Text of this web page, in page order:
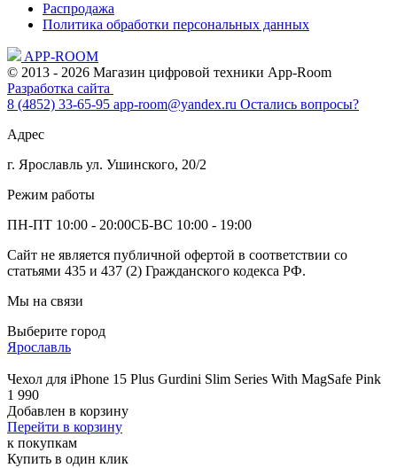
Распродажа
Политика обработки персональных данных
APP-ROOM
© 2013 - 2026 Магазин цифровой техники App-Room
Разработка сайта
8 (4852) 33-65-95 app-room@yandex.ru Остались вопросы?
Адрес
г. Ярославль ул. Ушинского, 20/2
Режим работы
ПН-ПТ 10:00 - 20:00СБ-ВС 10:00 - 19:00
Сайт не является публичной офертой в соответствии со
статьями 435 и 437 (2) Гражданского кодекса РФ.
Мы на связи
Выберите город
Ярославль
Чехол для iPhone 15 Plus Gurdini Slim Series With MagSafe Pink
1 990
Добавлен в корзину
Перейти в корзину
к покупкам
Купить в один клик